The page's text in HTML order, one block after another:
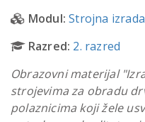
Modul: Strojna
Razred: 2. razred
Obrazovni materijal
strojevima za obradu
polaznicima koji žele